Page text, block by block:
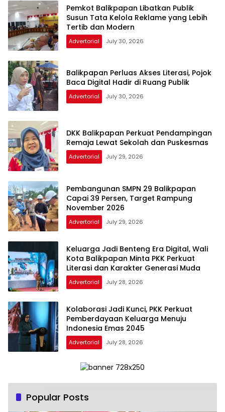
Pemkot Balikpapan Libatkan Publik
Susun Tata Kelola Reklame yang Lebih
Tertib dan Modern
Advertorial July 30, 2026
Balikpapan Perluas Akses Literasi, Pojok
Baca Digital Hadir di Ruang Publik
Advertorial July 30, 2026
DKK Balikpapan Perkuat Pendampingan
Remaja Lewat Sekolah dan Puskesmas
Advertorial July 29, 2026
Pembangunan SMPN 29 Balikpapan
Capai 39 Persen, Target Rampung
November 2026
Advertorial July 29, 2026
Keluarga Jadi Benteng Era Digital, Wali
Kota Balikpapan Minta PKK Perkuat
Literasi dan Karakter Generasi Muda
Advertorial July 28, 2026
Kolaborasi Jadi Kunci, PKK Perkuat
Pemberdayaan Keluarga Menuju
Indonesia Emas 2045
Advertorial July 28, 2026
Popular Posts